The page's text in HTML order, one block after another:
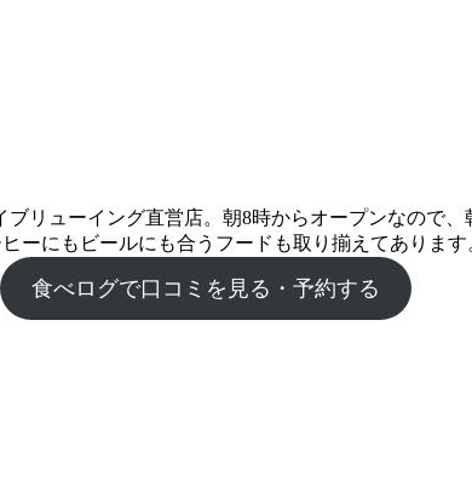
リューイング直営店。朝8時からオープンなので
ーにもビールにも合うフードも取り揃えてあります
食べログで口コミを見る・予約する